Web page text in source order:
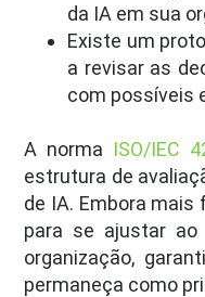
da IA em sua
Existe um
a revisar as
com possíveis
A norma ISO/IEC
estrutura de
de IA. Embora mais
para se ajustar
organização,
permaneça como